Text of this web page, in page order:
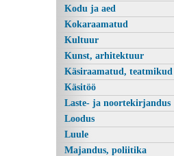
Usalduse küsimus, Penny
Kodu ja aed
Kokaraamatud
Kultuur
Kunst, arhitektuur
Käsiraamatud,
Käsitöö
Laste- ja noortekirjandus
Loodus
Luule
Majandus, poliitika